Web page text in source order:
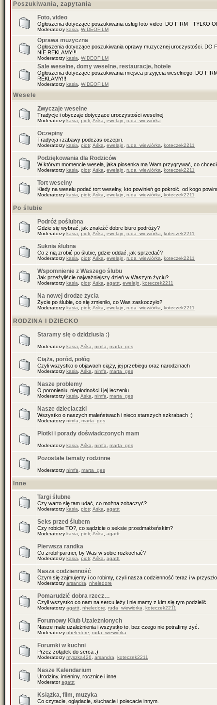
Poszukiwania, zapytania
Foto, video
Ogłoszenia dotyczące poszukiwania usług foto-video. DO FIRM - TYLKO
Moderatorzy kasia WIDEOFILM
Oprawa muzyczna
Ogłoszenia dotyczące poszukiwania oprawy muzycznej uroczystości. DO
NIE REKLAMY!!!
Moderatorzy kasia WIDEOFILM
Sale weselne, domy weselne, restauracje, hotele
Ogłoszenia dotyczące poszukiwania miejsca przyjęcia weselnego. DO
REKLAMY!!!
Moderatorzy kasia WIDEOFILM
Wesele
Zwyczaje weselne
Tradycje i obyczaje dotyczące uroczystości weselnej.
Moderatorzy kasia piotr, Aśka ewelajn ruda_wiewiórka
Oczepiny
Tradycja i zabawy podczas oczepin.
Moderatorzy kasia piotr, Aśka ewelajn ruda_wiewiórka koteczek2211
Podziękowania dla Rodziców
W którym momencie wesela, jaka piosenka ma Wam przygrywać, co
Moderatorzy kasia piotr, Aśka ewelajn ruda_wiewiórka koteczek2211
Tort weselny
Kiedy na weselu podać tort weselny, kto powinień go pokroić, od kogo
Moderatorzy kasia piotr, Aśka ewelajn ruda_wiewiórka koteczek2211
Po ślubie
Podróż poślubna
Gdzie się wybrać, jak znaleźć dobre biuro podróży?
Moderatorzy kasia piotr, Aśka ewelajn ruda_wiewiórka koteczek2211
Suknia ślubna
Co z nią zrobić po ślubie, gdzie oddać, jak sprzedać?
Moderatorzy kasia piotr, Aśka ewelajn ruda_wiewiórka koteczek2211
Wspomnienie z Waszego ślubu
Jak przeżyliście najważniejszy dzień w Waszym życiu?
Moderatorzy kasia piotr, Aśka agattt ewelajn koteczek2211
Na nowej drodze życia
Życie po ślubie, co się zmieniło, co Was zaskoczyło?
Moderatorzy kasia piotr, Aśka ewelajn ruda_wiewiórka koteczek2211
RODZINA I DZIECKO
Staramy się o dzidziusia :)
Moderatorzy kasia Aśka nimfa marta_ges
Ciąża, poród, połóg
Czyli wszystko o objawach ciąży, jej przebiegu oraz narodzinach
Moderatorzy kasia Aśka nimfa marta_ges
Nasze problemy
O poronieniu, niepłodności i jej leczeniu
Moderatorzy kasia Aśka nimfa marta_ges
Nasze dzieciaczki
Wszystko o naszych maleństwach i nieco starszych szkrabach :)
Moderatorzy nimfa marta_ges
Plotki i porady doświadczonych mam
Moderatorzy kasia Aśka nimfa marta_ges
Pozostałe tematy rodzinne
Moderatorzy nimfa marta_ges
Inne
Targi ślubne
Czy warto się tam udać, co można zobaczyć?
Moderatorzy kasia piotr, Aśka agattt
Seks przed ślubem
Czy robicie TO?, co sądzicie o seksie przedmałżeńskim?
Moderatorzy kasia piotr, Aśka agattt
Pierwsza randka
Co zrobił partner, by Was w sobie rozkochać?
Moderatorzy kasia piotr, Aśka agattt
Nasza codzienność
Czym się zajmujemy i co robimy, czyli nasza codzienność teraz i w
Moderatorzy arsandra nheledore
Pomarudzić dobra rzecz…
Czyli wszystko co nam na sercu leży i nie mamy z kim się tym podzielić.
Moderatorzy agattt nheledore ruda_wiewiórka koteczek2211
Forumowy Klub Uzależnionych
Nasze małe uzależnienia i wszystko to, bez czego nie potrafimy żyć.
Moderatorzy nheledore ruda_wiewiórka
Forumki w kuchni
Przez żołądek do serca :)
Moderatorzy myszka426 arsandra koteczek2211
Nasze Kalendarium
Urodziny, imieniny, rocznice i inne.
Moderatoragattt
Książka, film, muzyka
Co czytacie, oglądacie, słuchacie i polecacie innym.